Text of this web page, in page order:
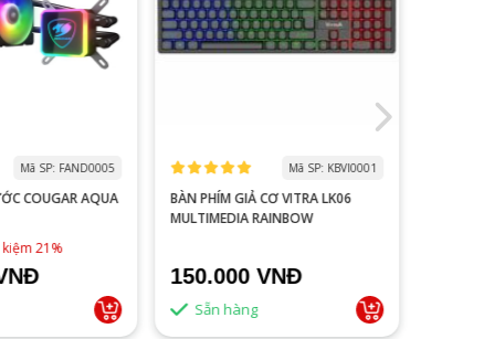
Mã SP: FAND0005
COUGAR AQUA
21%
Mã SP: KBVI0001
BÀN PHÍM GIẢ CƠ VITRA LK06
MULTIMEDIA RAINBOW
150.000 VNĐ
Sẵn hàng